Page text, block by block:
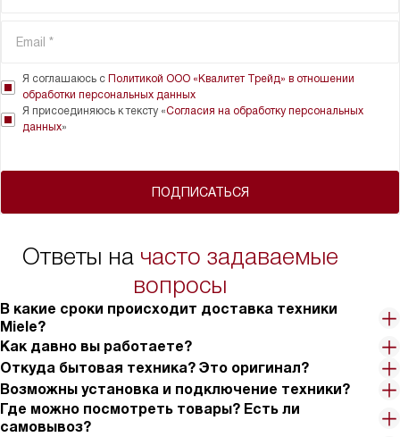
ПОДПИСАТЬСЯ
Я соглашаюсь с Политикой ООО «Квалитет Трейд» в отношении
обработки персональных данных
Я присоединяюсь к тексту «Согласия на обработку персональных
данных»
Ответы на часто задаваемые
вопросы
В какие сроки происходит доставка техники
Miele?
Как давно вы работаете?
Откуда бытовая техника? Это оригинал?
Возможны установка и подключение техники?
Где можно посмотреть товары? Есть ли
самовывоз?